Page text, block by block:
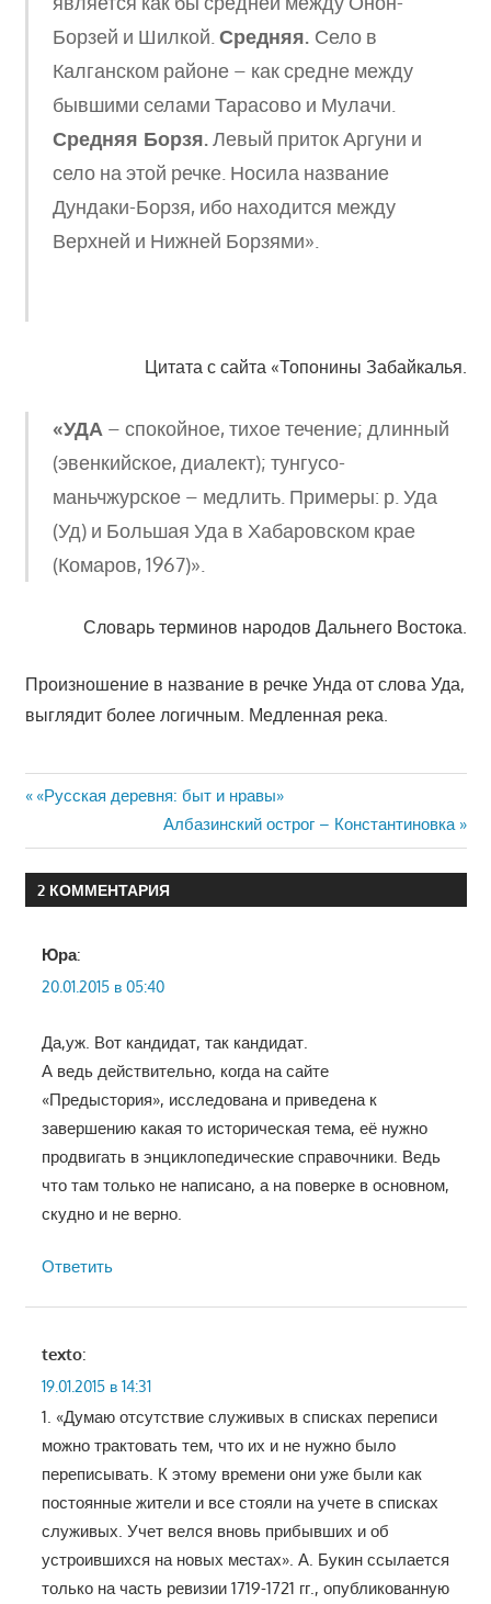
Борзей и Шилкой. Средняя. Село в
Калганском районе – как средне между
бывшими селами Тарасово и Мулачи.
Средняя Борзя.Левый приток Аргуни и
село на этой речке. Носила название
Дундаки-Борзя, ибо находится между
Верхней и Нижней Борзями».
Цитата с сайта «Топонины Забайкалья.
«УДА – спокойное, тихое течение; длинный
(эвенкийское, диалект); тунгусо-
маньчжурское – медлить. Примеры: р. Уда
(Уд) и Большая Уда в Хабаровском крае
(Комаров, 1967)».
Словарь терминов народов Дальнего Востока.
Произношение в название в речке Унда от слова Уда,
выглядит более логичным. Медленная река.
Навигация
по
записям
Предыдущая
«Русская деревня: быт и нравы»
Следующая
запись:
Албазинский острог – Константиновка
2 КОММЕНТАРИЯ
Юра:
20.01.2015 в 05:40
Да,уж. Вот кандидат, так кандидат.
А ведь действительно, когда на сайте
«Предыстория», исследована и приведена к
завершению какая то историческая тема, её нужно
продвигать в энциклопедические справочники. Ведь
что там только не написано, а на поверке в основном,
скудно и не верно.
Ответить
texto:
19.01.2015 в 14:31
1. «Думаю отсутствие служивых в списках переписи
можно трактовать тем, что их и не нужно было
переписывать. К этому времени они уже были как
постоянные жители и все стояли на учете в списках
служивых. Учет велся вновь прибывших и об
устроившихся на новых местах». А. Букин ссылается
только на часть ревизии 1719-1721 гг., опубликованную